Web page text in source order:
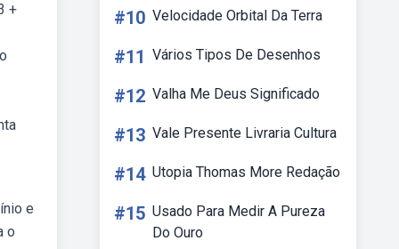
+
e
o
#10 Velocidade Orbital Da Terra
#11 Vários Tipos De Desenhos
#12 Valha Me Deus Significado
#13 Vale Presente Livraria Cultura
#14 Utopia Thomas More Redação
#15 Usado Para Medir A Pureza
Do Ouro